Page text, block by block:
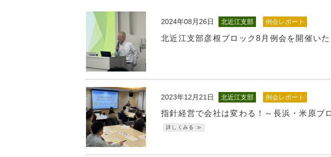
2024年08月26日 北近江支部 例会レポート
北近江支部彦根ブロック8月例会を開催いた
2023年12月21日 北近江支部 例会レポート
指針経営で会社は変わる！～長浜・米原ブ